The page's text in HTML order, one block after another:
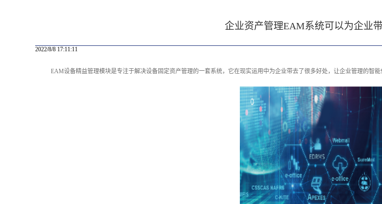
企业资产管理EAM系统可以为企业
2022/8/8 17:11:11
EAM设备精益管理模块是专注于解决设备固定资产管理的一套系统，它在现实运用中为企业带去了很多好处，让企业管理的智